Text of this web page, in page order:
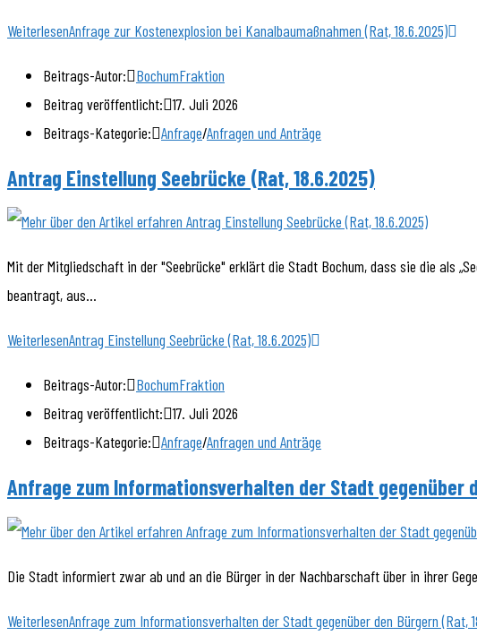
WeiterlesenAnfrage zur Kostenexplosion bei Kanalbaumaßnahmen (Rat, 18.6.2025)
Beitrags-Autor: BochumFraktion
Beitrag veröffentlicht: 17. Juli 2026
Beitrags-Kategorie: Anfrage/Anfragen und Anträge
Antrag Einstellung Seebrücke (Rat, 18.6.2025)
Mit der Mitgliedschaft in der "Seebrücke" erklärt die Stadt Bochum, dass sie die als
beantragt, aus…
WeiterlesenAntrag Einstellung Seebrücke (Rat, 18.6.2025)
Beitrags-Autor: BochumFraktion
Beitrag veröffentlicht: 17. Juli 2026
Beitrags-Kategorie: Anfrage/Anfragen und Anträge
Anfrage zum Informationsverhalten der Stadt gegenüber
Die Stadt informiert zwar ab und an die Bürger in der Nachbarschaft über in ihrer
WeiterlesenAnfrage zum Informationsverhalten der Stadt gegenüber den Bürgern (Rat,